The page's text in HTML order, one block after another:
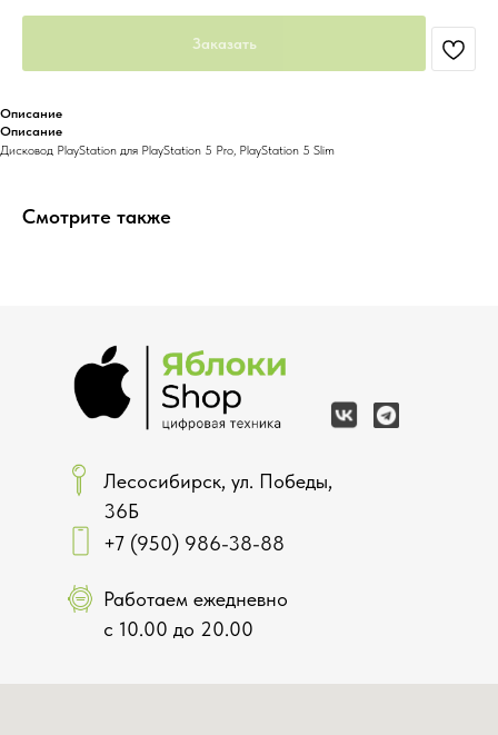
Заказать
Описание
Описание
Дисковод PlayStation для PlayStation 5 Pro, PlayStation 5 Slim
Смотрите также
Лесосибирск, ул. Победы,
36Б
+7 (950) 986-38-88
Работаем ежедневно
с 10.00 до 20.00